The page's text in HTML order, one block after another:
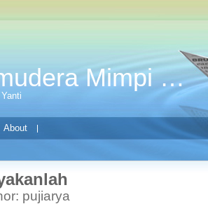
Mimpi …
About
pujiarya